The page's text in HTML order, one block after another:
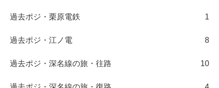
過去ポジ・栗原電鉄 1
過去ポジ・江ノ電 8
過去ポジ・深名線の旅・往路 10